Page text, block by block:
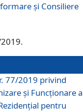
şi Consiliere
77/2019 privind
și Funcționare
pentru